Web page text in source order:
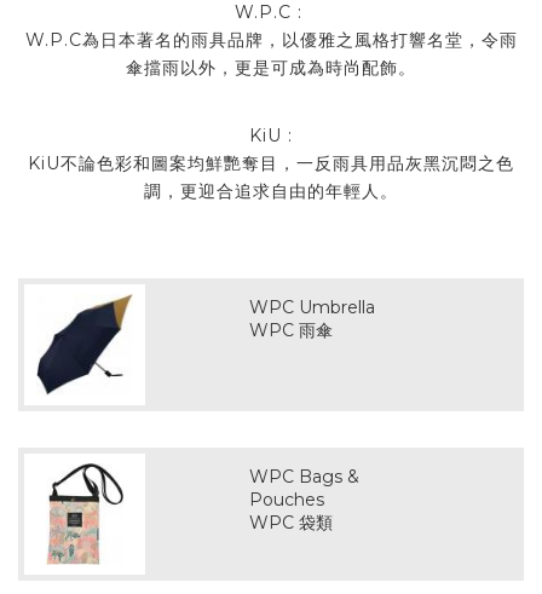
W.P.C :
W.P.C為日本著名的雨具品牌，以優雅之風格打響名堂，令雨
傘擋雨以外，更是可成為時尚配飾。
KiU :
KiU不論色彩和圖案均鮮艷奪目，一反雨具用品灰黑沉悶之色
調，更迎合追求自由的年輕人。
WPC Umbrella
WPC 雨傘
WPC Bags &
Pouches
WPC 袋類